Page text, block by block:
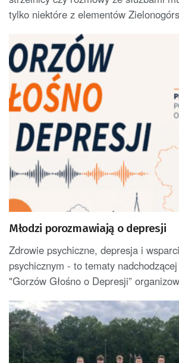
tylko niektóre z elementów
Młodzi porozmawiają o depresji
Zdrowie psychiczne, depresja i
psychicznym - to tematy
"Gorzów Głośno o Depresji”